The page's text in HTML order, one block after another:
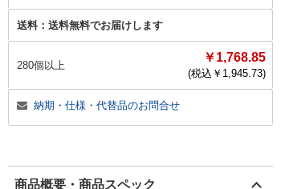
送料： 送料無料でお届けします
280個以上
￥1,768.85
(税込￥ 1,945.73)
納期・仕様・代替品のお問合せ
商品概要・商品スペック